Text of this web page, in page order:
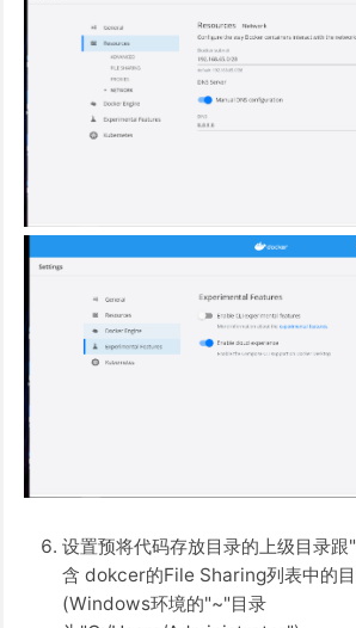
设置预将代码存放目录的上级目录
含 dokcer的File Sharing列表中的
(Windows环境的"~"目录